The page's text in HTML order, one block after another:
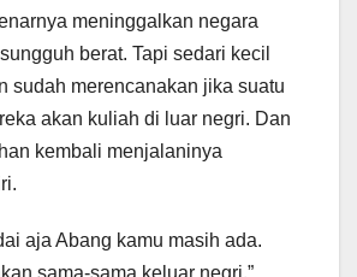
meninggalkan negara
berat. Tapi sedari kecil
sudah merencanakan jika suatu
akan kuliah di luar negri. Dan
kembali menjalaninya
aja Abang kamu masih ada.
sama-sama keluar negri,”